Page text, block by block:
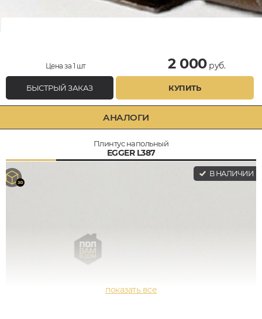
Цена за 1 шт 2 000руб.
БЫСТРЫЙ ЗАКАЗ КУПИТЬ
АНАЛОГИ
Плинтус напольный
EGGER L387
В НАЛИЧИИ